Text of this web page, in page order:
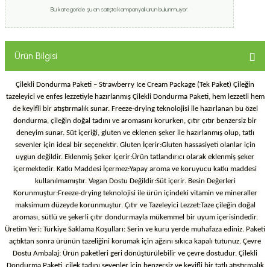
Bu kategoride şu an satışta kampanyalı ürün bulunmuyor.
Ürün Bilgisi
Çilekli Dondurma Paketi – Strawberry Ice Cream Package (Tek Paket) Çileğin
tazeleyici ve enfes lezzetiyle hazırlanmış Çilekli Dondurma Paketi, hem lezzetli hem
de keyifli bir atıştırmalık sunar. Freeze-drying teknolojisi ile hazırlanan bu özel
dondurma, çileğin doğal tadını ve aromasını korurken, çıtır çıtır benzersiz bir
deneyim sunar. Süt içeriği, gluten ve eklenen şeker ile hazırlanmış olup, tatlı
sevenler için ideal bir seçenektir. Gluten İçerir:Gluten hassasiyeti olanlar için
uygun değildir. Eklenmiş Şeker İçerir:Ürün tatlandırıcı olarak eklenmiş şeker
içermektedir. Katkı Maddesi İçermez:Yapay aroma ve koruyucu katkı maddesi
kullanılmamıştır. Vegan Dostu Değildir:Süt içerir. Besin Değerleri
Korunmuştur:Freeze-drying teknolojisi ile ürün içindeki vitamin ve mineraller
maksimum düzeyde korunmuştur. Çıtır ve Tazeleyici Lezzet:Taze çileğin doğal
aroması, sütlü ve şekerli çıtır dondurmayla mükemmel bir uyum içerisindedir.
Üretim Yeri: Türkiye Saklama Koşulları: Serin ve kuru yerde muhafaza ediniz. Paketi
açtıktan sonra ürünün tazeliğini korumak için ağzını sıkıca kapalı tutunuz. Çevre
Dostu Ambalaj: Ürün paketleri geri dönüştürülebilir ve çevre dostudur. Çilekli